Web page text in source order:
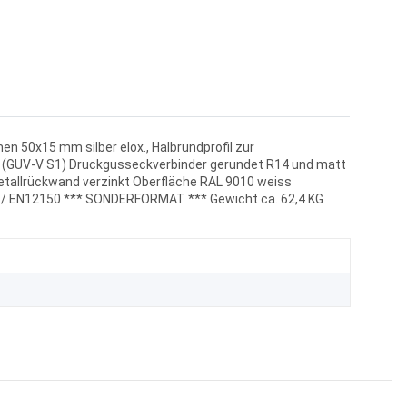
50x15 mm silber elox., Halbrundprofil zur
V S1) Druckgusseckverbinder gerundet R14 und matt
verzinkt Oberfläche RAL 9010 weiss
*** SONDERFORMAT *** Gewicht ca. 62,4 KG